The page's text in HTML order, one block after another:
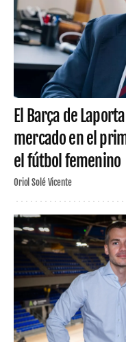
El Barça de
mercado en el
el fútbol femenino
Oriol Solé Vicente